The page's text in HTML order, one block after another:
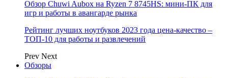
Обзор Chuwi Aubox на Ryzen 7 8745HS: мини-ПК для
игр и работы в авангарде рынка
Рейтинг лучших ноутбуков 2023 года цена-качество –
ТОП-10 для работы и развлечений
Prev Next
Обзоры